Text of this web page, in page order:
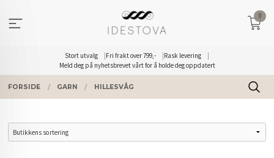
innholdet
Stort utvalg Fri frakt over 799,-
Rask levering
Meld deg på nyhetsbrevet vårt for å holde deg oppdatert
0
FORSIDE GARN HILLESVÅG